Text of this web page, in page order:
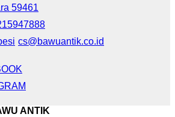
59461
cs@bawuantik.co.id
ANTIK